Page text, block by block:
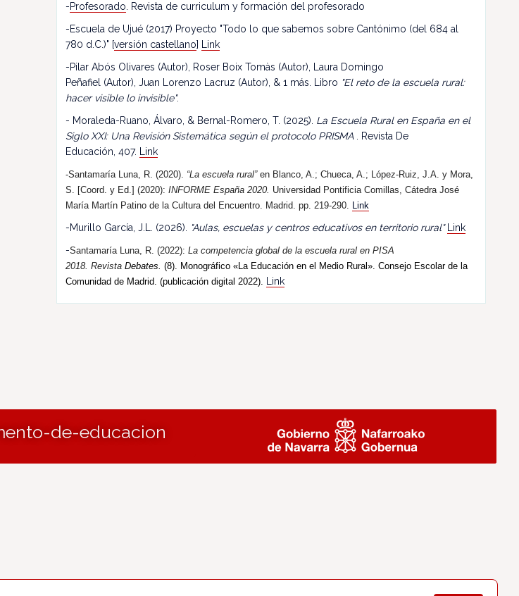
-Profesorado . Revista de curriculum y formación del profesorado
-Escuela de Ujué (2017) Proyecto "Todo lo que sabemos sobre Cantónimo (del 684 al
780 d.C.)" [versión castellano]
Link
-Pilar Abós Olivares (Autor), Roser Boix Tomàs (Autor), Laura Domingo
Peñafiel (Autor), Juan Lorenzo Lacruz (Autor), & 1 más. Libro "El reto de la escuela rural:
hacer visible lo invisible".
- Moraleda-Ruano, Álvaro, & Bernal-Romero, T. (2025). La Escuela Rural en España en el
Siglo XXI: Una Revisión Sistemática según el protocolo PRISMA . Revista De
Educación, 407.
Link
-Santamaría Luna, R. (2020). “La escuela rural”en Blanco, A.; Chueca, A.; López-Ruiz, J.A. y Mora,
S. [Coord. y Ed.] (2020): INFORME España 2020. Universidad Pontificia Comillas, Cátedra José
María Martín Patino de la Cultura del Encuentro. Madrid. pp. 219-290. Link
-Murillo García, J.L. (2026). "Aulas, escuelas y centros educativos en territorio rural"
Link
-Santamaría Luna, R. (2022): La competencia global de la escuela rural en PISA
2018. Revista Debates. (8). Monográfico «La Educación en el Medio Rural». Consejo Escolar de la
Comunidad de Madrid. (publicación digital 2022).
Link
de-educacion